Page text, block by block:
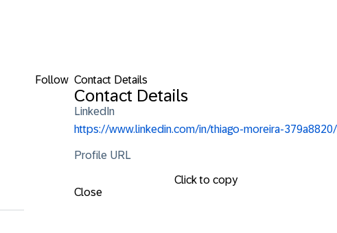
Follow Contact Details
Contact Details
LinkedIn
https://www.linkedin.com/in/thiago-moreira-379a8820/
Profile URL
Click to copy
Close